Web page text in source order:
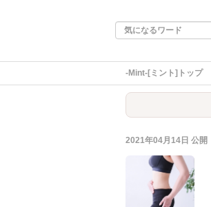
-Mint-[ミント]トップ
2021年04月14日 公開